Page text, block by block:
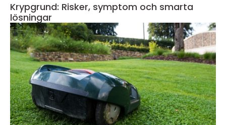
Krypgrund: Risker, symptom och smarta
lösningar